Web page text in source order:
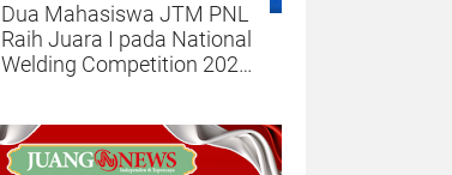
Dua Mahasiswa JTM PNL
Raih Juara I pada National
Welding Competition 2026